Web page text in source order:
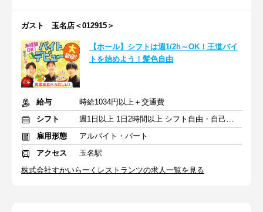
ガスト 玉名店＜012915＞
【ホール】シフトは週1/2h～OK！王道バイ
トを始めよう！髪色自由
給与
時給1034円以上＋交通費
シフト
週1日以上 1日2時間以上 シフト自由・自己申告
雇用形態
アルバイト・パート
アクセス
玉名駅
株式会社すかいらーくレストランツの求人一覧を見る